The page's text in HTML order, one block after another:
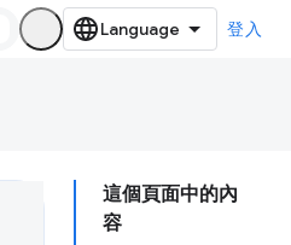
登入
這個頁面中的內
容